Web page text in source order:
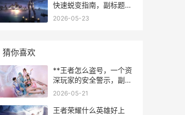
快速蜕变指南，副标题，
从萌新到高手的实战心得
2026-05-23
猜你喜欢
**王者怎么盗号，一个资
深玩家的安全警示，副标
题，守护虚拟荣耀的战场
2026-05-21
王者荣耀什么英雄好上